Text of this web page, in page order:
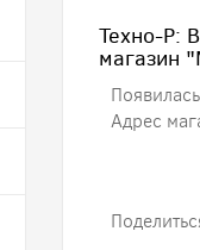
Техно-Р:
магазин
Адрес